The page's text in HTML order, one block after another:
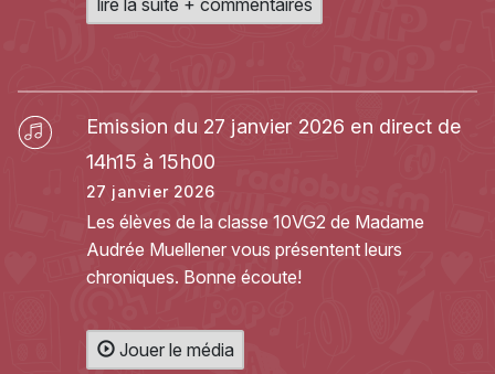
lire la suite + commentaires
Emission du 27 janvier 2026 en direct de
14h15 à 15h00
27 janvier 2026
Les élèves de la classe 10VG2 de Madame
Audrée Muellener vous présentent leurs
chroniques. Bonne écoute!
Jouer le média